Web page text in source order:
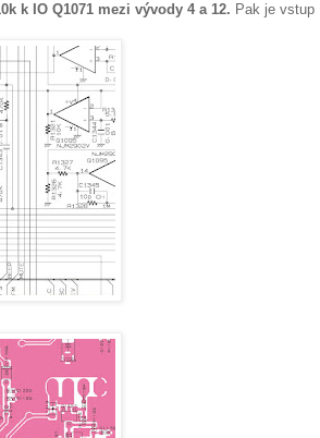
k IO Q1071 mezi vývody 4 a 12. Pak je vstup